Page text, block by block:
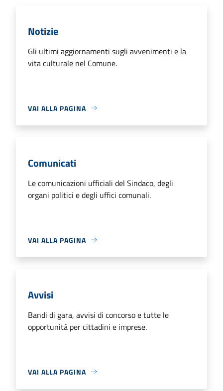
Notizie
Gli ultimi aggiornamenti sugli avvenimenti e la
vita culturale nel Comune.
VAI ALLA PAGINA
Comunicati
Le comunicazioni ufficiali del Sindaco, degli
organi politici e degli uffici comunali.
VAI ALLA PAGINA
Avvisi
Bandi di gara, avvisi di concorso e tutte le
opportunità per cittadini e imprese.
VAI ALLA PAGINA